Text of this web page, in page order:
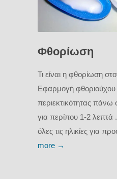
Φθορίωση
Τι είναι η φθορίωση
Εφαρμογή φθοριούχου
περιεκτικότητας πάνω
για περίπου 1-2 λεπτά
όλες τις ηλικίες για
more →